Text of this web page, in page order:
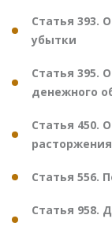
Статья 393.
убытки
Статья 395.
денежного
Статья 450.
Статья 556.
Статья 958.